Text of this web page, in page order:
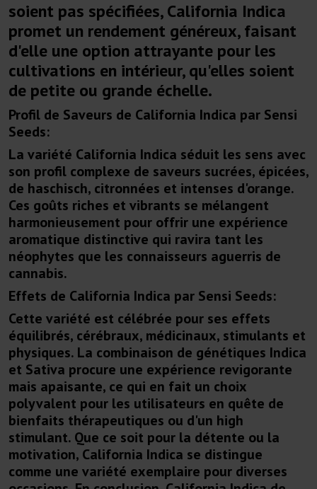
soient pas spécifiées, California Indica
promet un rendement généreux, faisant
d'elle une option attrayante pour les
cultivations en intérieur, qu'elles soient
de petite ou grande échelle.
Profil de Saveurs de California Indica par Sensi
Seeds:
La variété California Indica séduit les sens avec
son profil complexe de saveurs sucrées, épicées,
de haschisch, citronnées et intenses d'orange.
Ces goûts riches et vibrants se mélangent
harmonieusement pour offrir une expérience
aromatique distinctive qui ravira tant les
néophytes que les connaisseurs aguerris de
cannabis.
Effets de California Indica par Sensi Seeds:
Cette variété est célébrée pour ses effets
équilibrés, cérébraux, médicinaux, stimulants et
physiques. La combinaison de génétiques Indica
et Sativa procure une expérience revigorante
mais apaisante, ce qui en fait un choix
polyvalent pour les utilisateurs en quête de
bienfaits thérapeutiques ou d'un high
stimulant. Que ce soit pour la détente ou la
motivation, California Indica se distingue
comme une variété exemplaire pour diverses